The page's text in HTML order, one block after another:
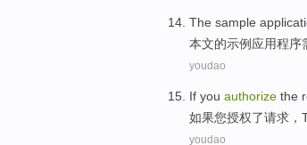
The sample
本文的示例 应用程序
youdao
If you authorize the
如果您授权了请求 ，
youdao